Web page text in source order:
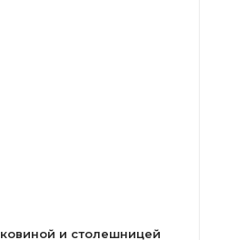
и столешницей